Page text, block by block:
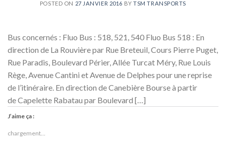
POSTED ON 27 JANVIER 2016 BYTSM TRANSPORTS
Bus concernés : Fluo Bus : 518, 521, 540 Fluo Bus 518 : En
direction de La Rouvière par Rue Breteuil, Cours Pierre Puget,
Rue Paradis, Boulevard Périer, Allée Turcat Méry, Rue Louis
Rège, Avenue Cantini et Avenue de Delphes pour une reprise
de l’itinéraire. En direction de Canebière Bourse à partir
de Capelette Rabatau par Boulevard […]
J’aime ça :
chargement…